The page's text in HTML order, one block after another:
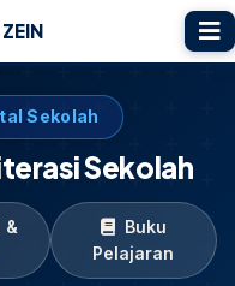
Sekolah
Sekolah
&
Buku
Pelajaran